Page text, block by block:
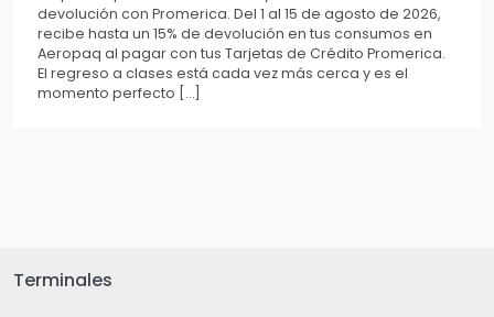
devolución con Promerica. Del 1 al 15 de agosto de 2026,
recibe hasta un 15% de devolución en tus consumos en
Aeropaq al pagar con tus Tarjetas de Crédito Promerica.
El regreso a clases está cada vez más cerca y es el
momento perfecto […]
Terminales